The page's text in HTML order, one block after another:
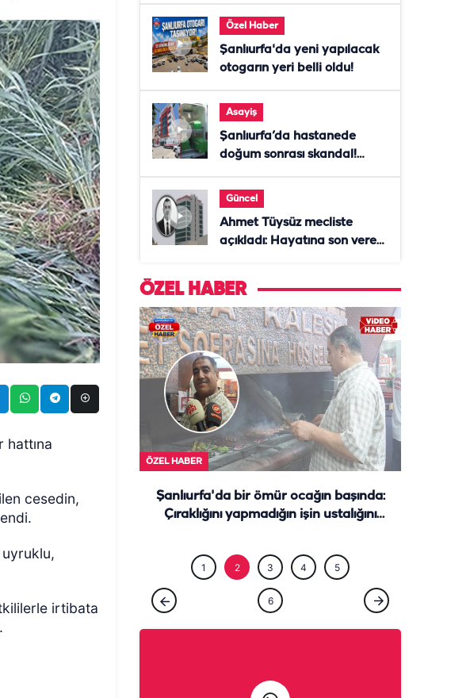
hattına
cesedin,
irtibata
Özel Haber
Şanlıurfa'da yeni yapılacak
otogarın yeri belli oldu!
Asayiş
Şanlıurfa’da hastanede
doğum sonrası skandal!
Güncel
Ahmet Tüysüz mecliste
açıkladı: Hayatına son veren
ÖZEL HABER
ÖZEL HABER
Şanlıurfa'da bir ömür ocağın başında:
Çıraklığını yapmadığın işin ustalığını
1 2 3 4 5
6